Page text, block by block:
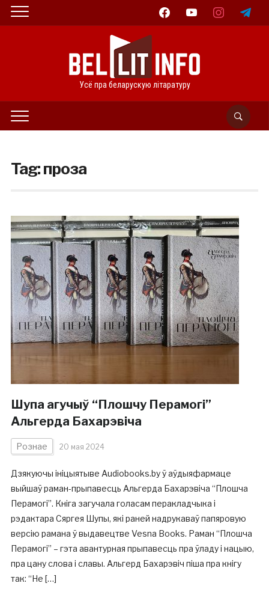
facebookyoutube instagramtelegram
Усё пра беларускую літаратуру
Tag:проза
Шупа агучыў “Плошчу Перамогі”
Альгерда Бахарэвіча
Рознае 20 мая 2024
Дзякуючы ініцыятыве Audiobooks.by ў аўдыяфармаце
выйшаў раман-прыпавесць Альгерда Бахарэвіча “Плошча
Перамогі”. Кніга загучала голасам перакладчыка і
рэдактара Сяргея Шупы, які раней надрукаваў папяровую
версію рамана ў выдавецтве Vesna Books. Раман “Плошча
Перамогі” – гэта авантурная прыпавесць пра ўладу і нацыю,
пра цану слова і славы. Альгерд Бахарэвіч піша пра кнігу
так: “Не […]